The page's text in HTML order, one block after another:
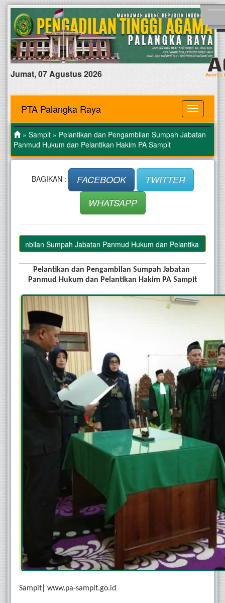
Jumat, 07 Agustus 2026
MENU
PTA Palangka Raya
» Sampit » Pelantikan dan Pengambilan Sumpah Jabatan
Panmud Hukum dan Pelantikan Hakim PA Sampit
BAGIKAN : FACEBOOK
TWITTER
WHATSAPP
Sumpah Jabatan Panmud Hukum dan Pelantikan Hakim PA
Pelantikan dan Pengambilan Sumpah Jabatan
Panmud Hukum dan Pelantikan Hakim PA Sampit
Sampit| www.pa-sampit.go.id